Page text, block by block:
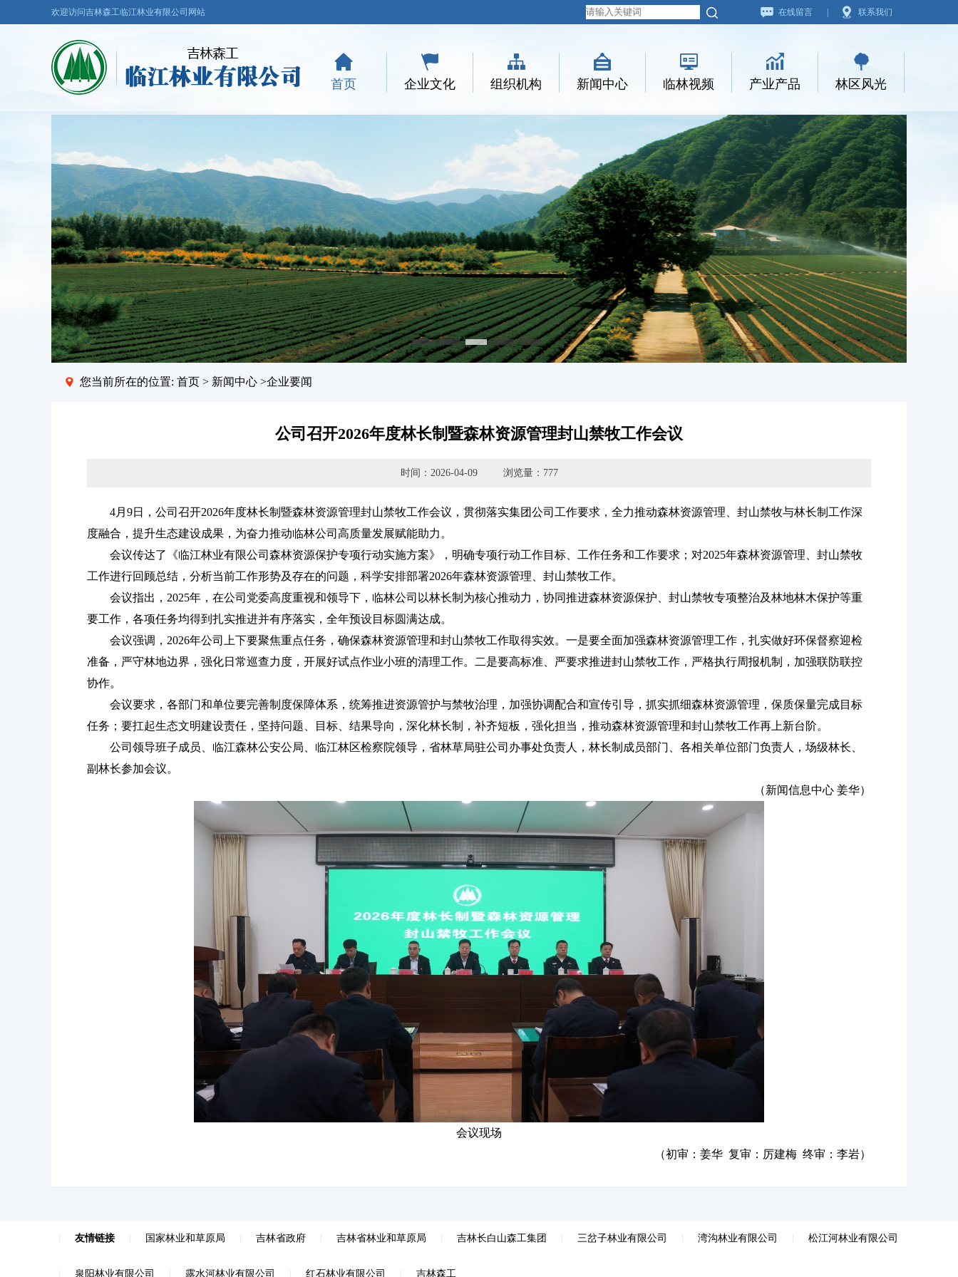
欢迎访问吉林森工临江林业有限公司网站 联系我们
在线留言
首页 企业文化 组织机构 新闻中心 临林视频 产业产品 林区风光
您当前所在的位置: 首页 > 新闻中心 >企业要闻
公司召开2026年度林长制暨森林资源管理封山禁牧工作会议
时间：2026-04-09 浏览量：777
4月9日，公司召开2026年度林长制暨森林资源管理封山禁牧工作会议，贯彻落实集团公司工作要求，全力推动森林资源管理、封山禁牧与林长制工作深
度融合，提升生态建设成果，为奋力推动临林公司高质量发展赋能助力。
会议传达了《临江林业有限公司森林资源保护专项行动实施方案》，明确专项行动工作目标、工作任务和工作要求；对2025年森林资源管理、封山禁牧
工作进行回顾总结，分析当前工作形势及存在的问题，科学安排部署2026年森林资源管理、封山禁牧工作。
会议指出，2025年，在公司党委高度重视和领导下，临林公司以林长制为核心推动力，协同推进森林资源保护、封山禁牧专项整治及林地林木保护等重
要工作，各项任务均得到扎实推进并有序落实，全年预设目标圆满达成。
会议强调，2026年公司上下要聚焦重点任务，确保森林资源管理和封山禁牧工作取得实效。一是要全面加强森林资源管理工作，扎实做好环保督察迎检
准备，严守林地边界，强化日常巡查力度，开展好试点作业小班的清理工作。二是要高标准、严要求推进封山禁牧工作，严格执行周报机制，加强联防联控
协作。
会议要求，各部门和单位要完善制度保障体系，统筹推进资源管护与禁牧治理，加强协调配合和宣传引导，抓实抓细森林资源管理，保质保量完成目标
任务；要扛起生态文明建设责任，坚持问题、目标、结果导向，深化林长制，补齐短板，强化担当，推动森林资源管理和封山禁牧工作再上新台阶。
公司领导班子成员、临江森林公安公局、临江林区检察院领导，省林草局驻公司办事处负责人，林长制成员部门、各相关单位部门负责人，场级林长、
副林长参加会议。
（新闻信息中心 姜华）
会议现场
（初审： 姜华 复审：厉建梅 终审：李岩）
友情链接 国家林业和草原局 吉林省政府 吉林省林业和草原局 吉林长白山森工集团 三岔子林业有限公司 湾沟林业有限公司 松江河林业有限公司
泉阳林业有限公司 露水河林业有限公司 红石林业有限公司 吉林森工